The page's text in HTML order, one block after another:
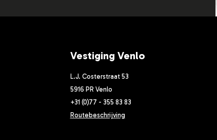
Vestiging Venlo
L.J. Costerstraat 53
5916 PR Venlo
+31 (0)77 - 355 83 83
Routebeschrijving